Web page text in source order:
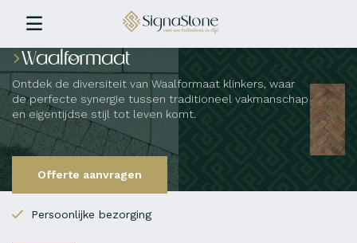
Waalformaat
Ontdek de diversiteit van Waalformaat klinkers, waar
de perfecte synergie tussen traditioneel vakmanschap
en eigentijdse stijl tot leven komt.
Deze langwerpige, elegante straatstenen, zijn
Offerte aanvragen
Persoonlijke bezorging